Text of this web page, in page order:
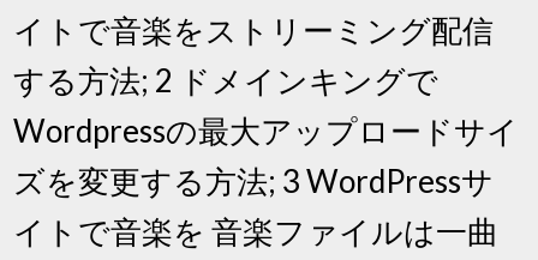
イトで音楽をストリーミング配信
する方法; 2 ドメインキングで
Wordpressの最大アップロードサイ
ズを変更する方法; 3 WordPressサ
イトで音楽を 音楽ファイルは一曲